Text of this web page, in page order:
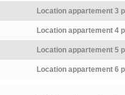
Location appartement 3
Location appartement 4
Location appartement 5
Location appartement 6